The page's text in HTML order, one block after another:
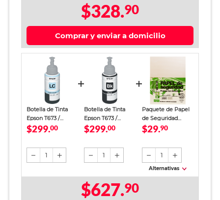
$328.90
Comprar y enviar a domicilio
Botella de Tinta
Epson T673 /
T673520 AL / Cyan /
$299.00
1
Botella de Tinta
Epson T673 /
T673120 AL / Negro
$299.00
1
Paquete de Papel
de Seguridad
Papelería
Crema
$29.90
1
Alternativas
$627.90